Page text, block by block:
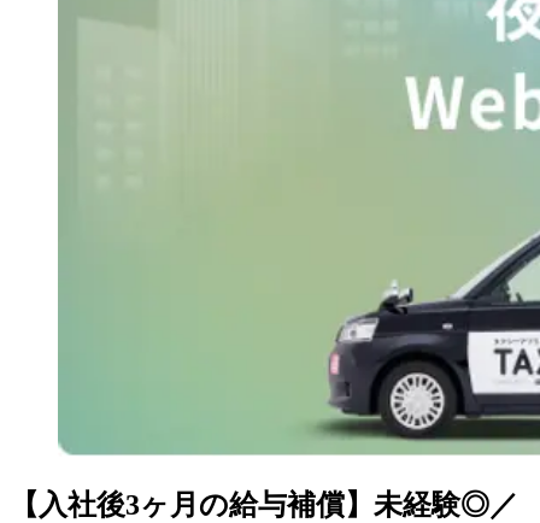
【入社後3ヶ月の給与補償】未経験◎／